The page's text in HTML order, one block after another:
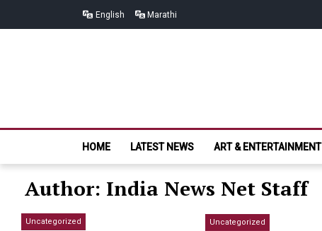
English Marathi
HOME LATEST NEWS ART & ENTERTAINMENT
Author: India News Net Staff
Uncategorized Uncategorized